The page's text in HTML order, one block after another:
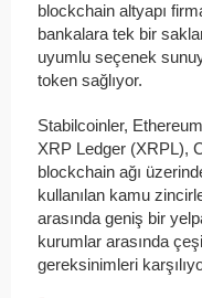
blockchain altyapı
bankalara tek bir
uyumlu seçenek
token sağlıyor.
Stabilcoinler,
XRP Ledger (XRPL),
blockchain ağı
kullanılan kamu
arasında geniş bir
kurumlar arasında
gereksinimleri